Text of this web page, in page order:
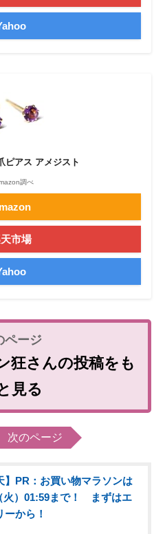
ピアス アメジスト
調べ
市場
狂さんの投稿をも
見る
次のページ
】PR：お買い物マラソンは
火）01:59まで！ まずはエ
ーから！